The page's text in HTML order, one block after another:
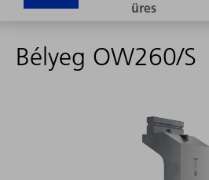
Bélyeg OW260/S